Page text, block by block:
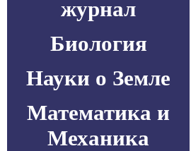
журнал
Биология
Науки о Земле
Математика и
Механика